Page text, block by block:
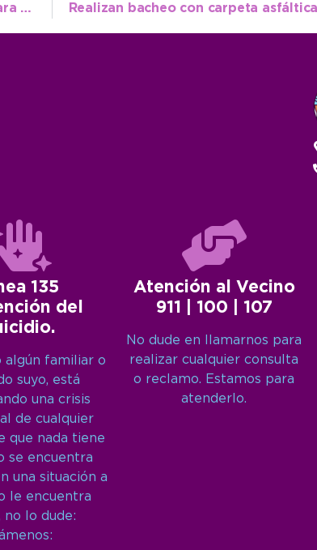
Cuidamos el distrito y construimos un futuro más inclusivo para todos
135
del
algún familiar o
suyo, está
una crisis
de cualquier
que nada tiene
se encuentra
una situación a
le encuentra
no lo dude:
Atención al Vecino
911 | 100 | 107
No dude en llamarnos para
realizar cualquier consulta
o reclamo. Estamos para
atenderlo.